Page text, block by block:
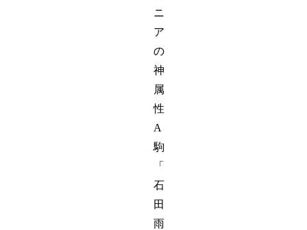
ニ
ア
の
神
属
性
A
駒
「
石
田
雨